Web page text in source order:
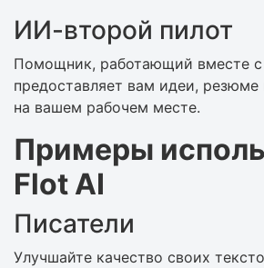
ИИ-второй пилот
Помощник, работающий вместе
предоставляет вам идеи,
на вашем рабочем месте.
Примеры
Flot AI
Писатели
Улучшайте качество своих